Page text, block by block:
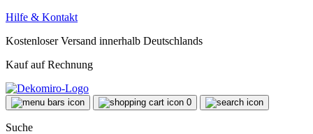
Hilfe & Kontakt
Kostenloser Versand innerhalb Deutschlands
Kauf auf Rechnung
0
Suche